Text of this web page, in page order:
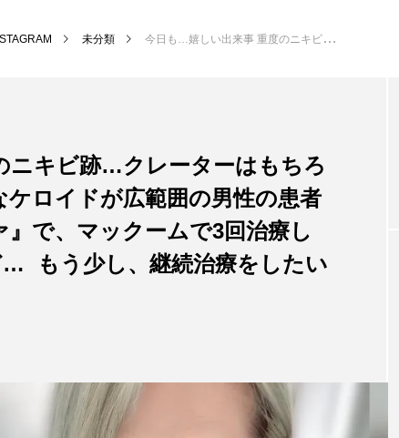
未分類 ⁡ 今日も…嬉しい出来事 重度のニキビ跡…クレーターはもちろんですが… 火傷の跡のようなケロイドが広範囲の男性の患者様… これまでに『ポテンツァ』で、マックームで3回治療して、少しの効果はあったけど… ⁡ もう少し、継続治療をしたいとご希望…
ニキビ跡…クレーターはもちろ
ロイドが広範囲の男性の患者
で、マックームで3回治療し
もう少し、継続治療をしたい